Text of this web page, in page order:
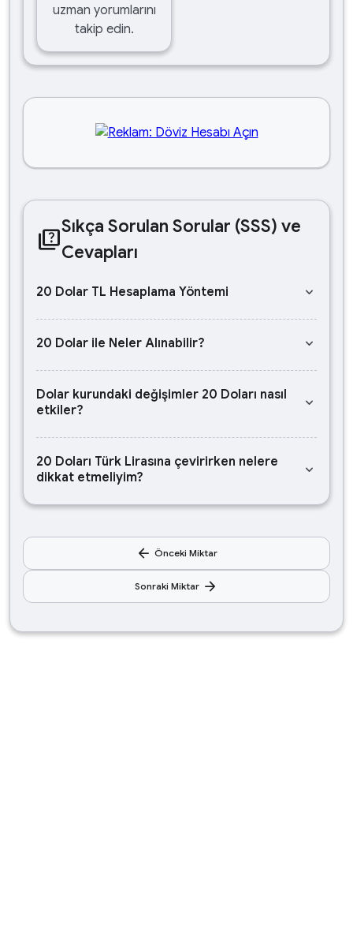
uzman yorumlarını
takip edin.
quizSıkça Sorulan Sorular (SSS) ve
Cevapları
20 Dolar TL Hesaplama Yöntemi keyboard_arrow_down
20 Dolar ile Neler Alınabilir? keyboard_arrow_down
Dolar kurundaki değişimler 20 Doları nasıl
etkiler?
keyboard_arrow_down
20 Doları Türk Lirasına çevirirken nelere
dikkat etmeliyim?
keyboard_arrow_down
arrow_back Önceki Miktar
Sonraki Miktar arrow_forward